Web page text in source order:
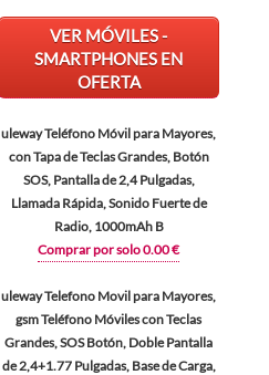
VER MÓVILES -
SMARTPHONES EN
OFERTA
uleway Teléfono Móvil para Mayores,
con Tapa de Teclas Grandes, Botón
SOS, Pantalla de 2,4 Pulgadas,
Llamada Rápida, Sonido Fuerte de
Radio, 1000mAh B
Comprar por solo 0.00 €
uleway Telefono Movil para Mayores,
gsm Teléfono Móviles con Teclas
Grandes, SOS Botón, Doble Pantalla
de 2,4+1.77 Pulgadas, Base de Carga,